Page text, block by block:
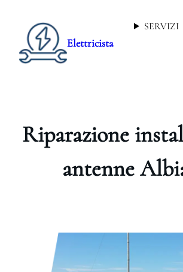
Elettricista
SERVIZI
Riparazione
antenne